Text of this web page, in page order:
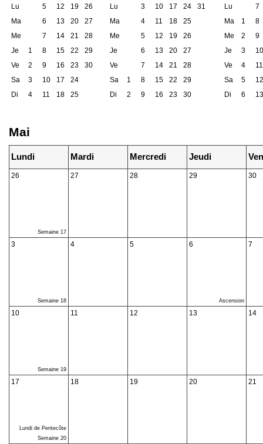
Lu
5 12 19
26
Ma
6 13 20
27
Me
7 14 21
28
Je
1 8 15 22
29
Ve
2 9 16 23
30
Sa
3 10 17
24
Di
4 11 18 25
Lu
3 10 17 24
31
Ma
4 11 18
25
Me
5 12 19
26
Je
6 13 20
27
Ve
7 14 21
28
Sa
1 8 15 22
29
Di
2 9 16 23 30
Lu
7
Ma
1
8
Me
2
9
Je
3
10
Ve
4
11
Sa
5
12
Di
6 13
Mai
Lundi Mardi Mercredi Jeudi
26
Semaine 17
27 28 29 30
3
Semaine 18
4 5 6
Ascension
7
10
Semaine 19
11 12 13 14
17
Lundi de Pentecôte
Semaine 20
18 19 20 21